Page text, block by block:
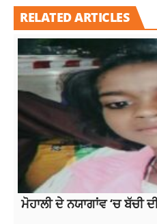
RELATED ARTICLES
ਮੋਹਾਲੀ ਦੇ ਨਯਾਗਾਂਵ ‘ਚ ਬੱਚੀ